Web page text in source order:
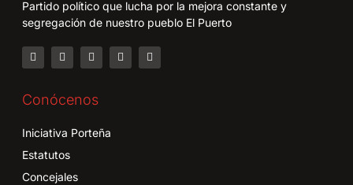
Partido político que lucha por la mejora constante y
segregación de nuestro pueblo El Puerto
Conócenos
Iniciativa Porteña
Estatutos
Concejales